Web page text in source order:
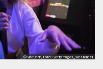
, © visitBerlin, Foto: GettyImages_Westend61